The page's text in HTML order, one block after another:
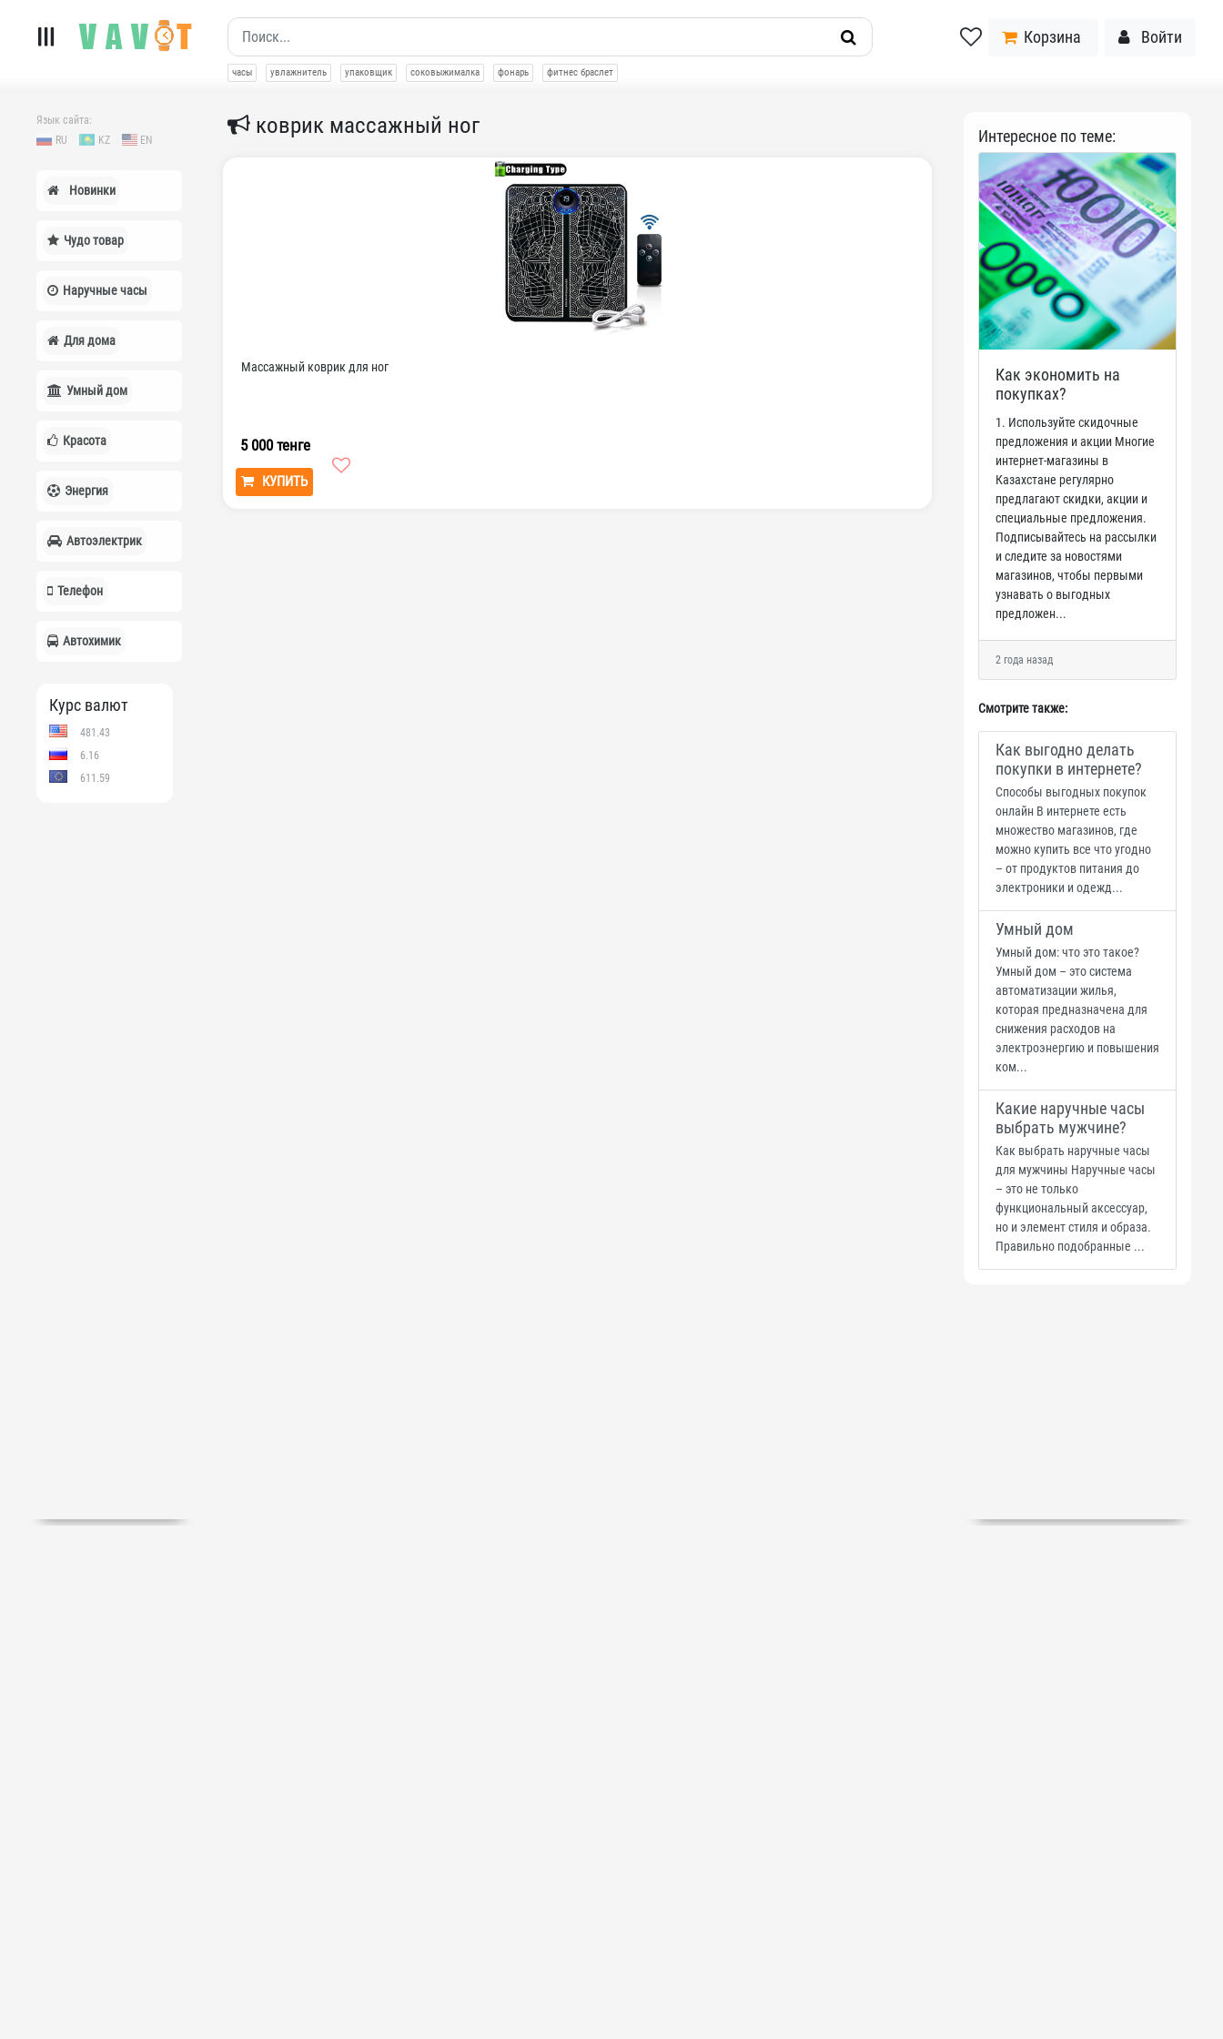
часы увлажнитель упаковщик соковыжималка фонарь фитнес браслет
Корзина Войти
Язык сайта:
RU
KZ EN
Новинки
Чудо товар
Наручные часы
Для дома
Умный дом
Красота
Энергия
Автоэлектрик
Телефон
Автохимик
Курс валют
481.43
6.16
611.59
коврик массажный ног
Массажный коврик для ног
5 000 тенге
КУПИТЬ
Интересное по теме:
Как экономить на
покупках?
1. Используйте скидочные
предложения и акции Многие
интернет-магазины в
Казахстане регулярно
предлагают скидки, акции и
специальные предложения.
Подписывайтесь на рассылки
и следите за новостями
магазинов, чтобы первыми
узнавать о выгодных
предложен...
2 года назад
Смотрите также:
Как выгодно делать
покупки в интернете?
Способы выгодных покупок
онлайн В интернете есть
множество магазинов, где
можно купить все что угодно
– от продуктов питания до
электроники и одежд...
Умный дом
Умный дом: что это такое?
Умный дом – это система
автоматизации жилья,
которая предназначена для
снижения расходов на
электроэнергию и повышения
ком...
Какие наручные часы
выбрать мужчине?
Как выбрать наручные часы
для мужчины Наручные часы
– это не только
функциональный аксессуар,
но и элемент стиля и образа.
Правильно подобранные ...